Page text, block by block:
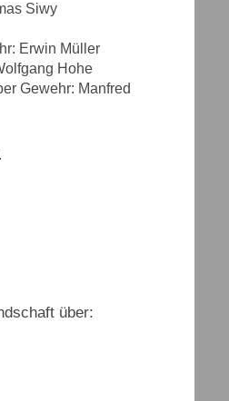
Siwy
Erwin Müller
Hohe
Gewehr: Manfred
über: